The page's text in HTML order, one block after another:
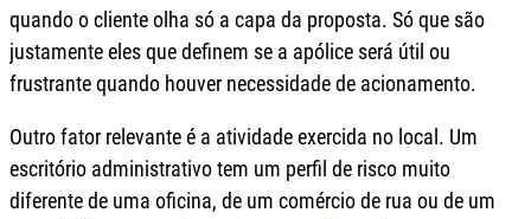
quando o cliente olha só a capa da proposta. Só que são
justamente eles que definem se a apólice será útil ou
frustrante quando houver necessidade de acionamento.
Outro fator relevante é a atividade exercida no local. Um
escritório administrativo tem um perfil de risco muito
diferente de uma oficina, de um comércio de rua ou de um